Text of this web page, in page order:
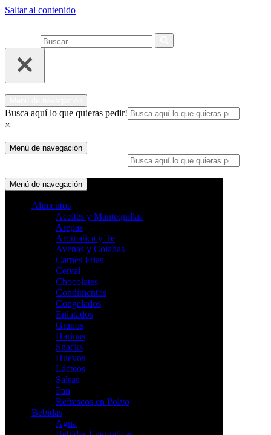
Saltar al contenido
Busca aquí lo que quieras pedir!
×
Menú de navegación
Menú de navegación
Alimentos
Aceites y Mantequillas
Arepas
Aromatica y Te
Avenas y Coladas
Carnes Frias
Cereal
Chocolates
Condimentos
Congelados
Enlatados
Granos
Harinas
Snacks
Huevos
Lácteos
Salsas
Pan
Refrescos en Polvo
Bebidas
Agua
Ahora compra fácil y rápido por